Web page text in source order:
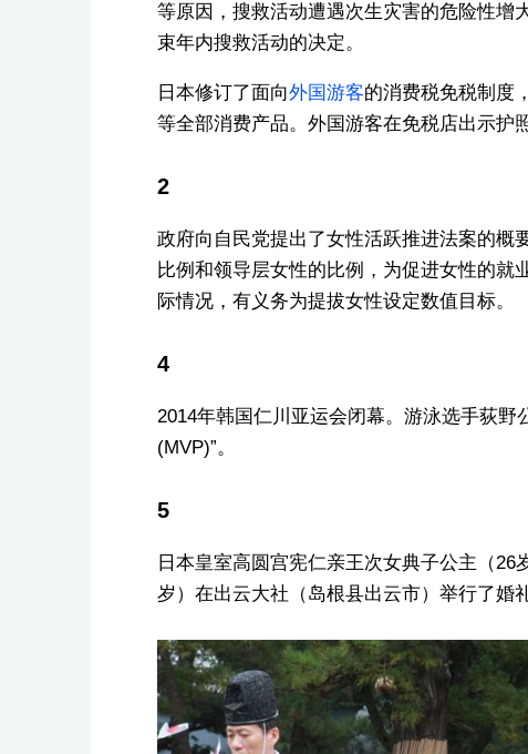
等原因，搜救活动遭遇次生灾害的危险性增
束年内搜救活动的决定。
日本修订了面向外国游客的消费税免税制度
等全部消费产品。外国游客在免税店出示护
2
政府向自民党提出了女性活跃推进法案的概
比例和领导层女性的比例，为促进女性的就
际情况，有义务为提拔女性设定数值目标。
4
2014年韩国仁川亚运会闭幕。游泳选手荻野
(MVP)”。
5
日本皇室高圆宫宪仁亲王次女典子公主（26
岁）在出云大社（岛根县出云市）举行了婚